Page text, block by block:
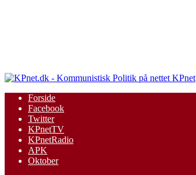
KPnet
Forside
Facebook
Twitter
KPnetTV
KPnetRadio
APK
Oktober